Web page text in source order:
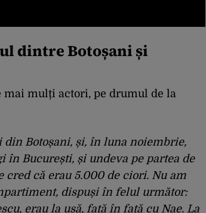
dintre Botoșani și
mai mulți actori, pe drumul de la
Botoșani, și, în luna noiembrie,
în București, și undeva pe partea de
cred că erau 5.000 de ciori. Nu am
dispuși în felul următor:
erau la ușă, față în față cu Nae. La